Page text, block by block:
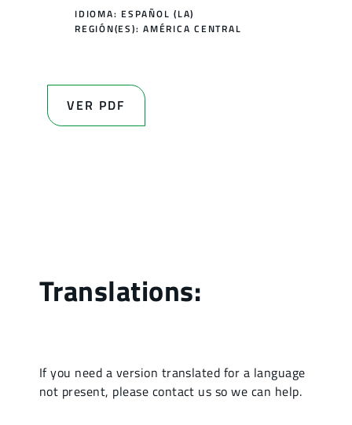
IDIOMA: ESPAÑOL (LA)
REGIÓN(ES):AMÉRICA CENTRAL
VER PDF